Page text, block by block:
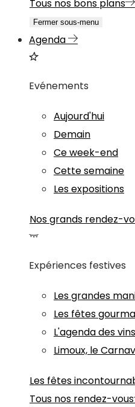
Tous nos bons plans
Fermer sous-menu
Agenda
Evénements
Aujourd'hui
Demain
Ce week-end
Cette semaine
Les expositions
Nos grands rendez-
Expériences festives
Les grandes
Les fêtes
L'agenda des
Limoux, le
Les fêtes
Tous nos rendez-vous